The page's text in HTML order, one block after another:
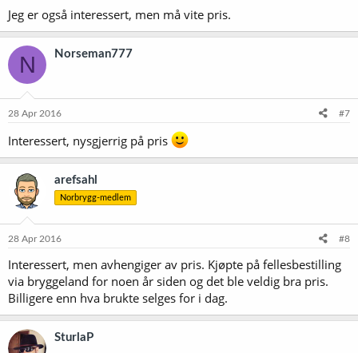
Jeg er også interessert, men må vite pris.
N Norseman777
28 Apr 2016 #7
Interessert, nysgjerrig på pris
arefsahl
Norbrygg-medlem
28 Apr 2016 #8
Interessert, men avhengiger av pris. Kjøpte på fellesbestilling
via bryggeland for noen år siden og det ble veldig bra pris.
Billigere enn hva brukte selges for i dag.
SturlaP